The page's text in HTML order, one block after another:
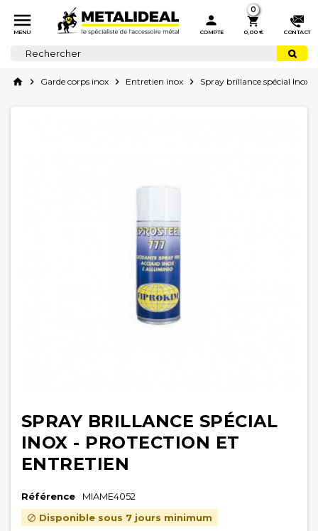

MENU

COMPTE

0,00 €
0
CONTACT
home  Garde corps inox  Entretien inox  Spray brillance spécial Inox
SPRAY BRILLANCE SPÉCIAL
INOX - PROTECTION ET
ENTRETIEN
Référence MIAME4052
 Disponible sous 7 jours minimum